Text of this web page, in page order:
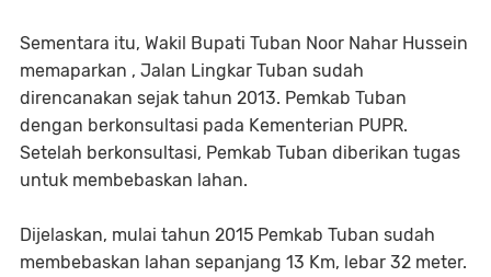
Sementara itu, Wakil Bupati Tuban Noor Nahar Hussein
memaparkan , Jalan Lingkar Tuban sudah
direncanakan sejak tahun 2013. Pemkab Tuban
dengan berkonsultasi pada Kementerian PUPR.
Setelah berkonsultasi, Pemkab Tuban diberikan tugas
untuk membebaskan lahan.
Dijelaskan, mulai tahun 2015 Pemkab Tuban sudah
membebaskan lahan sepanjang 13 Km, lebar 32 meter.